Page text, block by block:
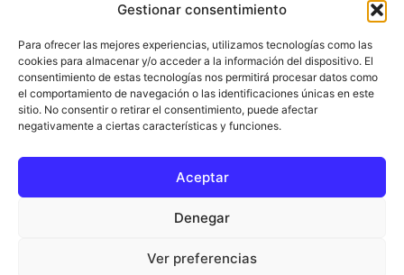
Gestionar consentimiento
Para ofrecer las mejores experiencias, utilizamos tecnologías como las
cookies para almacenar y/o acceder a la información del dispositivo. El
consentimiento de estas tecnologías nos permitirá procesar datos como
el comportamiento de navegación o las identificaciones únicas en este
sitio. No consentir o retirar el consentimiento, puede afectar
negativamente a ciertas características y funciones.
Aceptar
Denegar
Ver preferencias
Contáctanos: info@103malaga.com
SÍGUENOS
Equipo de 103 Málaga
Aviso Legal